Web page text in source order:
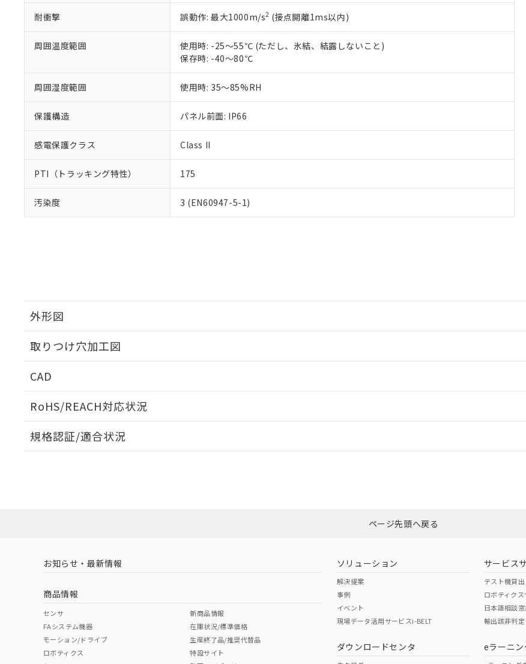
耐衝撃 誤動作: 最大1000m/s2 (接点開離1ms以内)
周囲温度範囲
使用時: -25～55℃ (ただし、氷結、結露しないこと)
保存時: -40～80℃
周囲湿度範囲 使用時: 35～85%RH
保護構造 パネル前面: IP66
感電保護クラス Class II
PTI（トラッキング特性） 175
汚染度 3 (EN60947-5-1)
外形図
取りつけ穴加工図
CAD
RoHS/REACH対応状況
EU RoHS 注意事項・凡例
ダウンロードはこちら
中国 RoHS 注意事項・凡例
中国 RoHS表
Pb Hg Cr(VI)
規格認証/適合状況
ページ先頭へ戻る
お知らせ・最新情報
商品情報
センサ
FAシステム機器
モーション/ドライブ
ロボティクス
新商品情報
在庫状況/標準価格
生産終了品/推奨代替品
特設サイト
ソリューション
解決提案
事例
イベント
現場データ活用サービスi-BELT
ダウンロードセンタ
サービス
テスト機貸出
ロボティク
日本語相談
輸出該非判定
eラーニ